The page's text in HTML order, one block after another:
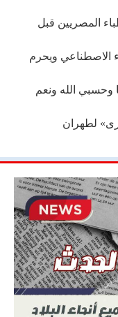
المصريين قبل
الاصطناعي ويحرم
الله ونعم
لطهران